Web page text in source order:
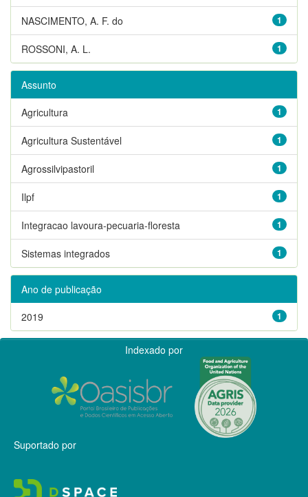
1
NASCIMENTO, A. F. do
1
ROSSONI, A. L.
Assunto
1
Agricultura
1
Agricultura Sustentável
1
Agrossilvipastoril
1
Ilpf
1
Integracao lavoura-pecuaria-floresta
1
Sistemas integrados
Ano de publicação
1
2019
Indexado por
Suportado por